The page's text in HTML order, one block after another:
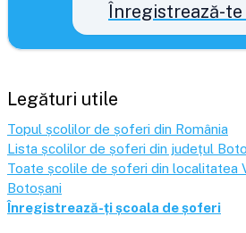
Înregistrează-te
Legături utile
Topul școlilor de șoferi din România
Lista școlilor de șoferi din județul
Toate școlile de șoferi din localitatea
Botoșani
Înregistrează-ți școala de șoferi